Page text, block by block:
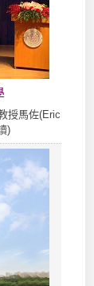
授馬佐(Eric
)